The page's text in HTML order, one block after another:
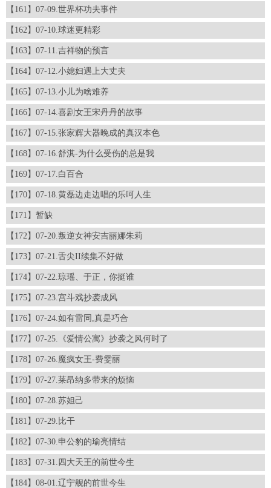
【161】07-09.世界杯功夫事件
【162】07-10.球迷更精彩
【163】07-11.吉祥物的预言
【164】07-12.小媳妇遇上大丈夫
【165】07-13.小儿为啥难养
【166】07-14.喜剧女王宋丹丹的故事
【167】07-15.张家辉大器晚成的真汉本色
【168】07-16.舒淇-为什么受伤的总是我
【169】07-17.白百合
【170】07-18.黄磊边走边唱的乐呵人生
【171】暂缺
【172】07-20.叛逆女神安吉丽娜朱莉
【173】07-21.舌尖II续集不好做
【174】07-22.琼瑶、于正，你挺谁
【175】07-23.宫斗戏抄袭成风
【176】07-24.如有雷同,真是巧合
【177】07-25.《爱情公寓》抄袭之风何时了
【178】07-26.魔疯女王-费雯丽
【179】07-27.莱昂纳多带来的烦恼
【180】07-28.苏妲己
【181】07-29.比干
【182】07-30.申公豹的瑜亮情结
【183】07-31.四大天王的前世今生
【184】08-01.辽宁舰的前世今生